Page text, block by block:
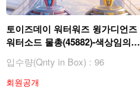
토이즈데이 워터워즈 윙가디언즈
워터소드 물총(45882)-색상임의배
입수량(Qnty in Box) : 96
회원공개